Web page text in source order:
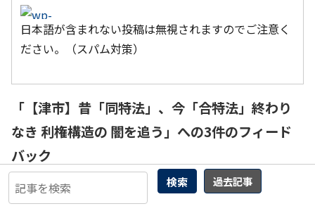
検索 過去記事
日本語が含まれない投稿は無視されますのでご注意く
ださい。（スパム対策）
「 【津市】昔「同特法」、今「合特法」終わり
なき 利権構造の 闇を追う 」への3件のフィード
バック